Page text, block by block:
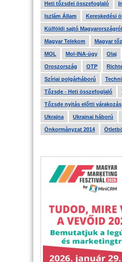
Heti tőzsdei összefoglaló
Iszlám Állam Kereskedési
Külföldi sajtó Magyarországról
Magyar Telekom Magyar
MOL Mol-INA-ügy Olaj
Oroszország OTP
Szíriai polgárháború
Tőzsde - Heti összefoglaló
Tőzsde nyitás előtti várakozás
Ukrajna Ukrajnai háború
Önkormányzat 2014